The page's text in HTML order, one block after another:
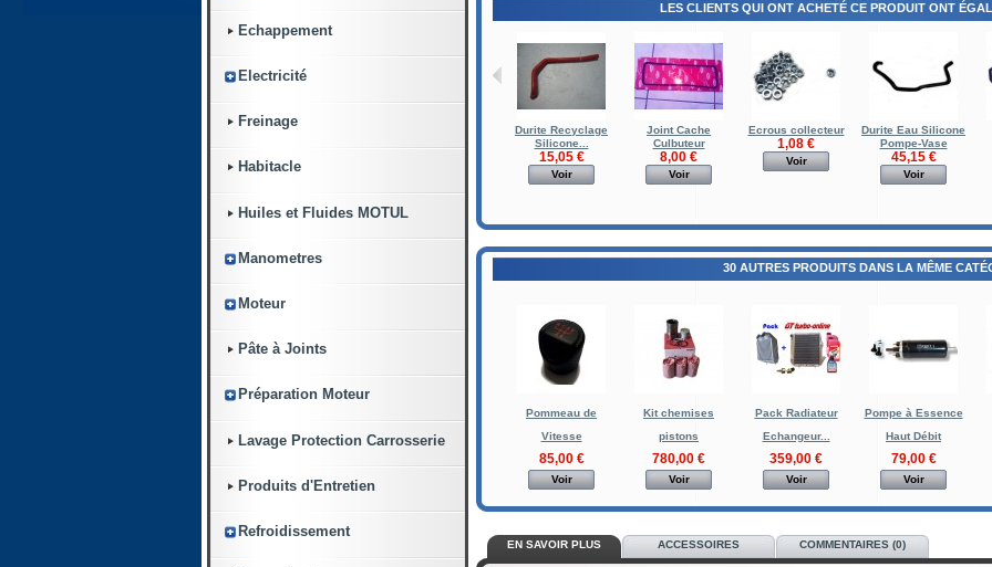
Echappement
Electricité
Freinage
Habitacle
Huiles et Fluides MOTUL
Manometres
Moteur
Pâte à Joints
Préparation Moteur
Lavage Protection Carrosserie
Produits d'Entretien
Refroidissement
LES CLIENTS QUI ONT ACHETÉ CE PRODUIT ONT
Durite Recyclage
Silicone...
15,05 €
Voir
Joint Cache
Culbuteur
8,00 €
Voir
Ecrous collecteur
1,08 €
Voir
Durite Eau Silicone
Pompe-Vase
45,15 €
Voir
30 AUTRES PRODUITS DANS LA MÊME
Pommeau de
Vitesse
85,00 €
Voir
Kit chemises
pistons
780,00 €
Voir
Pack Radiateur
Echangeur...
359,00 €
Voir
Pompe à Essence
Haut Débit
79,00 €
Voir
EN SAVOIR PLUS ACCESSOIRES COMMENTAIRES (0)